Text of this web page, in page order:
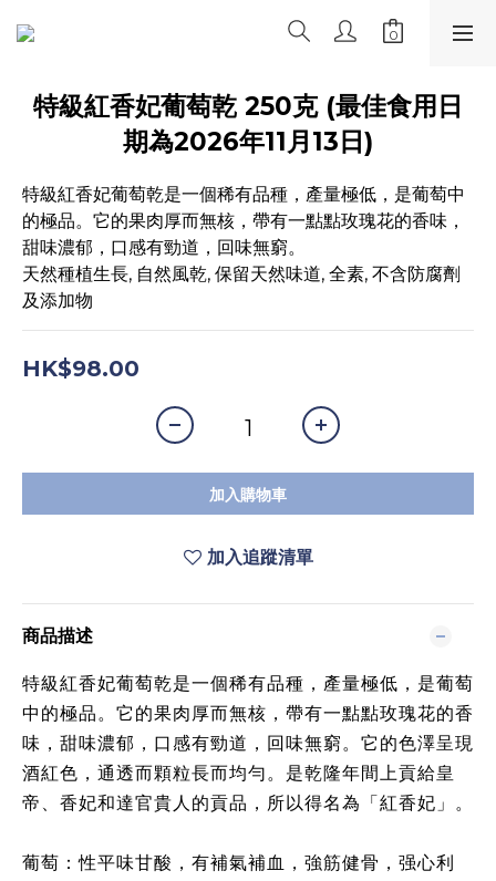
特級紅香妃葡萄乾 250克 (最佳食用日
期為2026年11月13日)
特級紅香妃葡萄乾是一個稀有品種，產量極低，是葡萄中
的極品。它的果肉厚而無核，帶有一點點玫瑰花的香味，
甜味濃郁，口感有勁道，回味無窮。
天然種植生長, 自然風乾, 保留天然味道, 全素, 不含防腐劑
及添加物
HK$98.00
加入購物車
加入追蹤清單
商品描述
特級紅香妃葡萄乾是一個稀有品種，產量極低，是葡萄
中的極品。它的果肉厚而無核，帶有一點點玫瑰花的香
味，甜味濃郁，口感有勁道，回味無窮。它的色澤呈現
酒紅色，通透而顆粒長而均勻。是乾隆年間上貢給皇
帝、香妃和達官貴人的貢品，所以得名為「紅香妃」。
葡萄：性平味甘酸，有補氣補血，強筋健骨，强心利